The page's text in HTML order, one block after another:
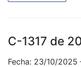
C-1317 de
Fecha: 23/10/